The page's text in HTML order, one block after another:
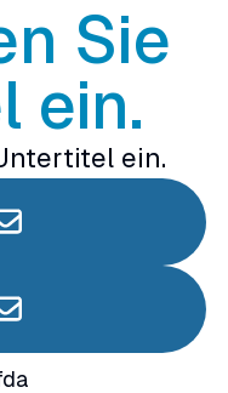
Sie
ein.
ein.